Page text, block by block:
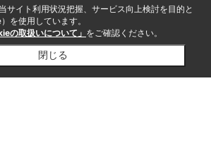
サイト利用状況把握、サービス向上検討を目的と
を使用しています。
の取扱いについて」 をご確認ください。
閉じる